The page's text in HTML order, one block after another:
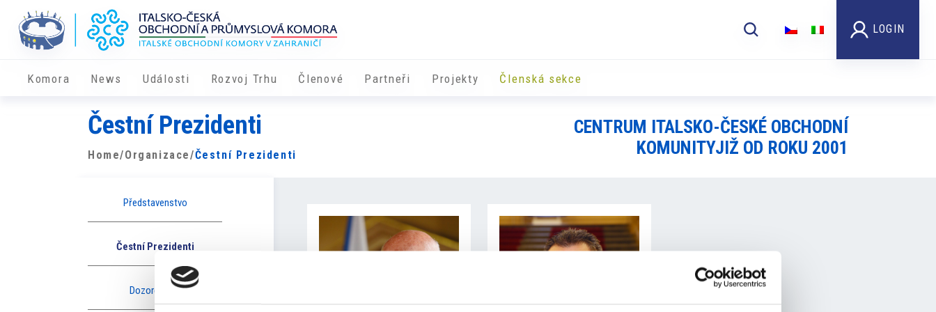
LOGIN
Komora News Události Rozvoj Trhu Členové Partneři ​​Projekty Členská sekce
Čestní Prezidenti
Home/Organizace/Čestní Prezidenti
CENTRUM ITALSKO-ČESKÉ OBCHODNÍ
KOMUNITYJIŽ OD ROKU 2001
Představenstvo
Čestní Prezidenti
Dozorčí rada